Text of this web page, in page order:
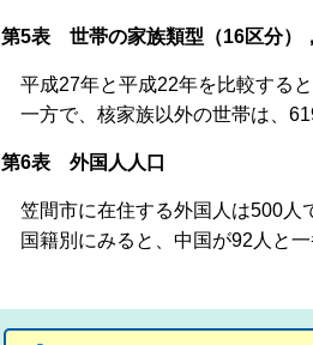
第5表 世帯の家族類型（16区分）
平成27年と平成22年を比較する
一方で、核家族以外の世帯は、
第6表 外国人人口
笠間市に在住する外国人は500人
国籍別にみると、中国が92人と